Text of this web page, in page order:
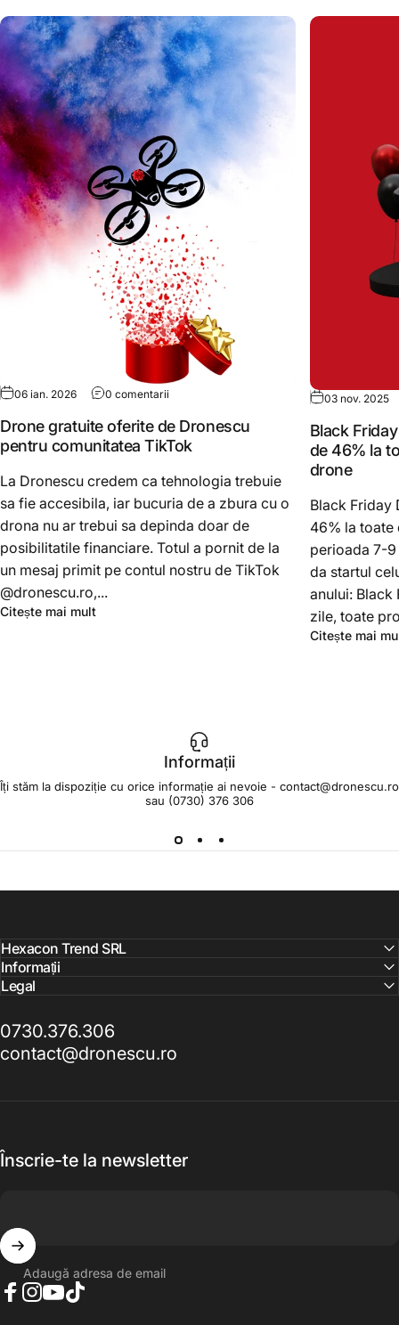
06 ian. 2026 0 comentarii
Drone gratuite oferite de Dronescu
pentru comunitatea TikTok
La Dronescu credem ca tehnologia trebuie
sa fie accesibila, iar bucuria de a zbura cu o
drona nu ar trebui sa depinda doar de
posibilitatile financiare. Totul a pornit de la
un mesaj primit pe contul nostru de TikTok
@dronescu.ro,...
Citește mai mult
03 nov. 2025
Black
de 46% la
drone
Black Friday
46% la toate
perioada 7-
da startul
anului: Black
zile, toate
Citește mai
Informații
Îți stăm la dispoziție cu orice informație ai nevoie - contact@dronescu.ro
sau (0730) 376 306
Hexacon Trend SRL
Informații
Legal
0730.376.306
contact@dronescu.ro
Înscrie-te la newsletter
Adaugă adresa de email